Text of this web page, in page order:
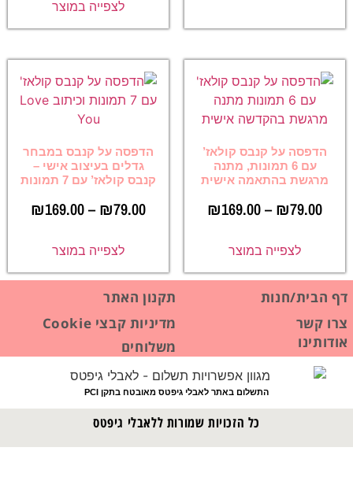
לצפייה במוצר
הדפסה על קנבס קולאז’
עם 6 תמונות, מתנה
מרגשת בהתאמה אישית
₪79.00
–
₪169.00
לצפייה במוצר
הדפסה על קנבס במבחר
גדלים בעיצוב אישי –
קנבס קולאז’ עם 7 תמונות
₪79.00
–
₪169.00
לצפייה במוצר
דף הבית/חנות
צרו קשר
תקנון האתר
מדיניות קבצי Cookie
אודותינו
משלוחים
התשלום באתר לאבלי גיפטס מאובטח בתקן PCI
כל הזכויות שמורות ללאבלי גיפטס